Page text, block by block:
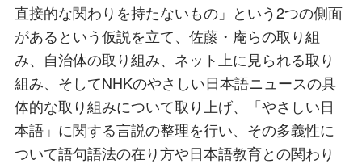
直接的な関わりを持たないもの」という2つの側面
があるという仮説を立て、佐藤・庵らの取り組
み、自治体の取り組み、ネット上に見られる取り
組み、そしてNHKのやさしい日本語ニュースの具
体的な取り組みについて取り上げ、「やさしい日
本語」に関する言説の整理を行い、その多義性に
ついて語句語法の在り方や日本語教育との関わり